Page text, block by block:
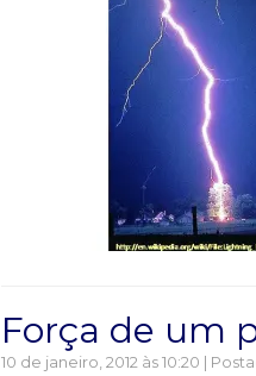
Força de um
10 de janeiro, 2012 às 10:20 |